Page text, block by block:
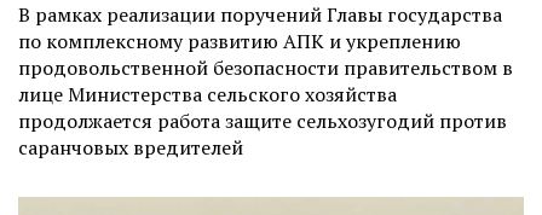
В рамках реализации поручений Главы государства
по комплексному развитию АПК и укреплению
продовольственной безопасности правительством в
лице Министерства сельского хозяйства
продолжается работа защите сельхозугодий против
саранчовых вредителей